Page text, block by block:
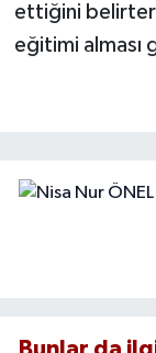
ettiğini
eğitimi